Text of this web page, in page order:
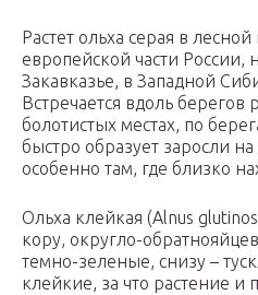
Растет ольха серая в
европейской части России,
Закавказье, в Западной
Встречается вдоль берегов
болотистых местах, по
быстро образует заросли
особенно там, где близко
Ольха клейкая (Alnus
кору, округло-
темно-зеленые, снизу –
клейкие, за что растение и